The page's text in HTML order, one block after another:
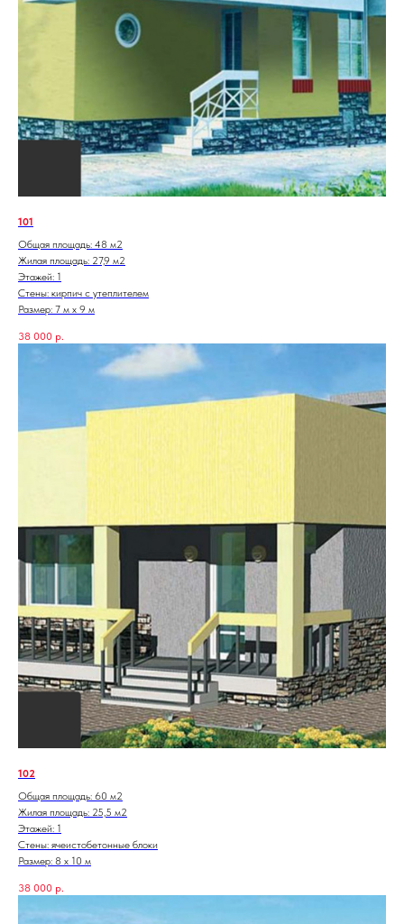
101
Общая площадь: 48 м2
Жилая площадь: 27,9 м2
Этажей: 1
Стены: кирпич с утеплителем
Размер: 7 м х 9 м
38 000 р.
102
Общая площадь: 60 м2
Жилая площадь: 25,5 м2
Этажей: 1
Стены: ячеистобетонные блоки
Размер: 8 х 10 м
38 000 р.